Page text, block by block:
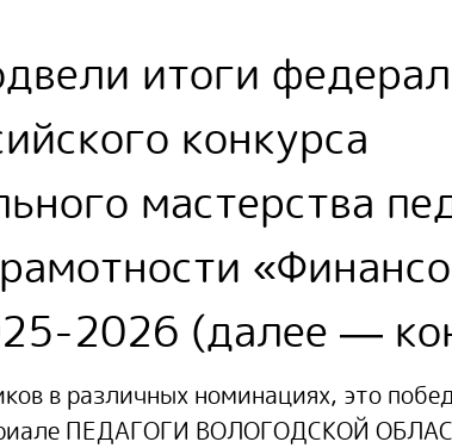
итоги
конкурса
мастерства
2026 (далее —
в различных номинациях, это
ПЕДАГОГИ ВОЛОГОДСКОЙ